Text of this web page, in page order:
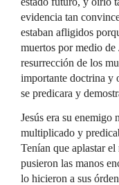
evidencia tan
estaban afligidos
muertos por medio de
resurrección de los
importante doctrina y
se predicara y
Jesús era su enemigo
multiplicado y
Tenían que aplastar
pusieron las manos
lo hicieron a sus